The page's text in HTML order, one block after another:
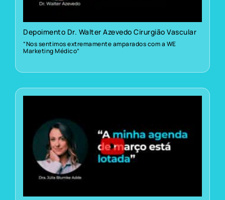
Depoimento Dr. Walter Azevedo Cirurgião Vascular
“Nos sentimos extremamente amparados com a WE
Marketing Médico”